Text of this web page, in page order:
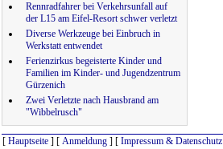
Rennradfahrer bei Verkehrsunfall auf
der L15 am Eifel-Resort schwer verletzt
Diverse Werkzeuge bei Einbruch in
Werkstatt entwendet
Ferienzirkus begeisterte Kinder und
Familien im Kinder- und Jugendzentrum
Gürzenich
Zwei Verletzte nach Hausbrand am
"Wibbelrusch"
[ Hauptseite ] [ Anmeldung ] [ Impressum & Datenschutz